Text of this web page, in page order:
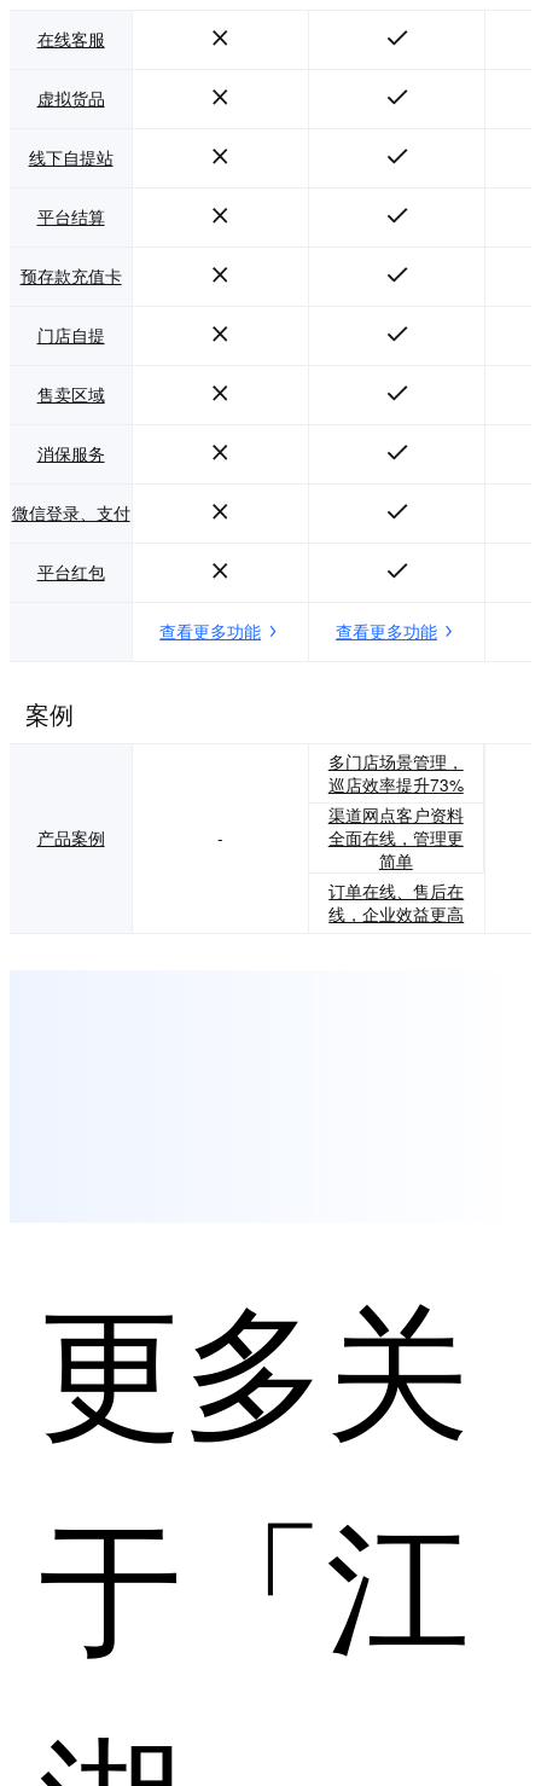
在线客服
虚拟货品
线下自提站
平台结算
预存款充值卡
门店自提
售卖区域
消保服务
微信登录、支付
平台红包
查看更多功能 查看更多功能
案例
产品案例 -
多门店场景管理，
巡店效率提升73%
渠道网点客户资料
全面在线，管理更
简单
订单在线、售后在
线，企业效益更高
更多关
于「江